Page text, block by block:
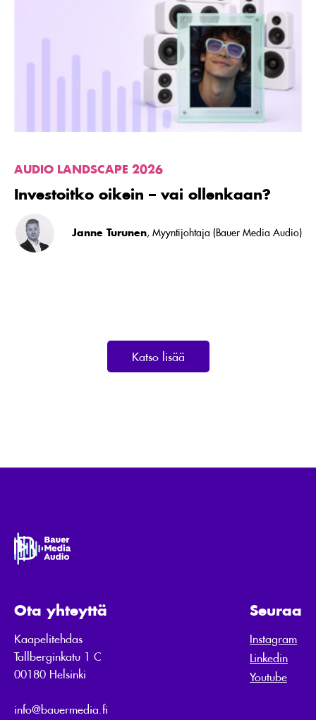
AUDIO LANDSCAPE 2026
Investoitko oikein – vai ollenkaan?
Janne Turunen, Myyntijohtaja (Bauer Media Audio)
Katso lisää
Ota yhteyttä
Kaapelitehdas
Tallberginkatu 1 C
00180 Helsinki
info@bauermedia.fi
Seuraa
Instagram
Linkedin
Youtube